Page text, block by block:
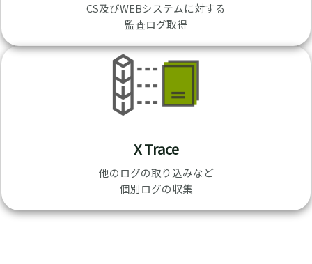
CS及びWEBシステムに対する
監査ログ取得
X Trace
他のログの取り込みなど
個別ログの収集